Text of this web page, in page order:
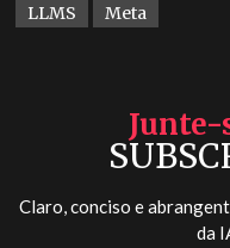
LLMS Meta
Claro, conciso e
da